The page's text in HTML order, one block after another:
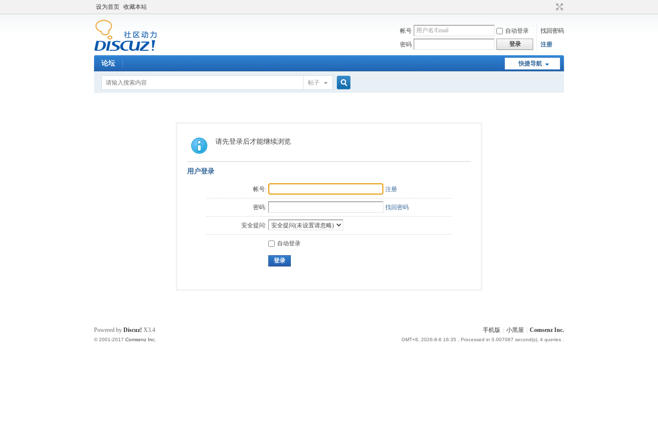
设为首页 收藏本站
帐号 自动登录
找回密码
密码
登录 注册
快捷导航
论坛
帖子
请先登录后才能继续浏览
用户登录
帐号: 注册
密码: 找回密码
安全提问:
自动登录
登录
手机版 小黑屋 Comsenz Inc.
GMT+8, 2026-8-6 16:35 , Processed in 0.007087 second(s), 4 queries .
Powered by Discuz! X3.4
© 2001-2017 Comsenz Inc.